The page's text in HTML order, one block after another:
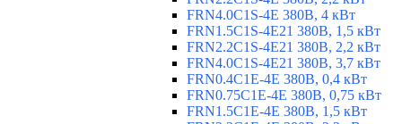
FRN4.0C1S-4E 380В, 4 кВт
FRN1.5C1S-4E21 380В, 1,5 кВт
FRN2.2C1S-4E21 380В, 2,2 кВт
FRN4.0C1S-4E21 380В, 3,7 кВт
FRN0.4C1E-4E 380В, 0,4 кВт
FRN0.75C1E-4E 380В, 0,75 кВт
FRN1.5C1E-4E 380В, 1,5 кВт